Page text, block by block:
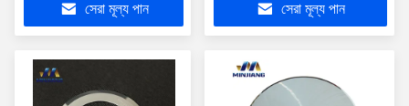
সেরা মূল্য পান সেরা মূল্য পান